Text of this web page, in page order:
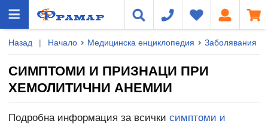
Назад | Начало Медицинска енциклопедия Заболявания
СИМПТОМИ И ПРИЗНАЦИ ПРИ
ХЕМОЛИТИЧНИ АНЕМИИ
Подробна информация за всички симптоми и